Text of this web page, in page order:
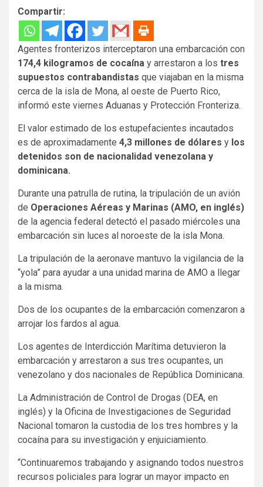
Compartir:
Agentes fronterizos interceptaron una embarcación con
174,4 kilogramos de cocaína y arrestaron a los tres
supuestos contrabandistas que viajaban en la misma
cerca de la isla de Mona, al oeste de Puerto Rico,
informó este viernes Aduanas y Protección Fronteriza.
El valor estimado de los estupefacientes incautados
es de aproximadamente 4,3 millones de dólares y los
detenidos son de nacionalidad venezolana y
dominicana.
Durante una patrulla de rutina, la tripulación de un avión
de Operaciones Aéreas y Marinas (AMO, en inglés)
de la agencia federal detectó el pasado miércoles una
embarcación sin luces al noroeste de la isla Mona.
La tripulación de la aeronave mantuvo la vigilancia de la
“yola” para ayudar a una unidad marina de AMO a llegar
a la misma.
Dos de los ocupantes de la embarcación comenzaron a
arrojar los fardos al agua.
Los agentes de Interdicción Marítima detuvieron la
embarcación y arrestaron a sus tres ocupantes, un
venezolano y dos nacionales de República Dominicana.
La Administración de Control de Drogas (DEA, en
inglés) y la Oficina de Investigaciones de Seguridad
Nacional tomaron la custodia de los tres hombres y la
cocaína para su investigación y enjuiciamiento.
“Continuaremos trabajando y asignando todos nuestros
recursos policiales para lograr un mayor impacto en